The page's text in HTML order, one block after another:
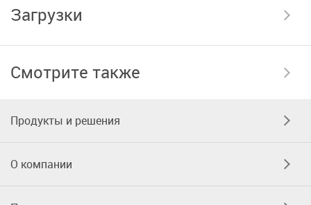
Загрузки
Смотрите также
Продукты и решения
О компании